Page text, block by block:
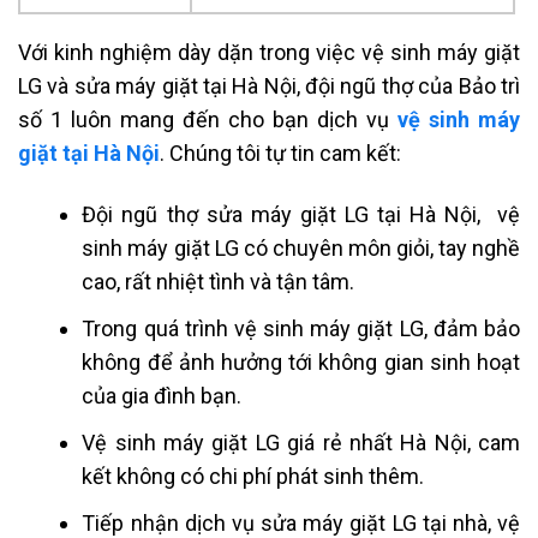
Với kinh nghiệm dày dặn trong việc vệ sinh máy giặt
LG và sửa máy giặt tại Hà Nội, đội ngũ thợ của Bảo trì
số 1 luôn mang đến cho bạn dịch vụ vệ sinh máy
giặt tại Hà Nội. Chúng tôi tự tin cam kết:
Đội ngũ thợ sửa máy giặt LG tại Hà Nội, vệ
sinh máy giặt LG có chuyên môn giỏi, tay nghề
cao, rất nhiệt tình và tận tâm.
Trong quá trình vệ sinh máy giặt LG, đảm bảo
không để ảnh hưởng tới không gian sinh hoạt
của gia đình bạn.
Vệ sinh máy giặt LG giá rẻ nhất Hà Nội, cam
kết không có chi phí phát sinh thêm.
Tiếp nhận dịch vụ sửa máy giặt LG tại nhà, vệ